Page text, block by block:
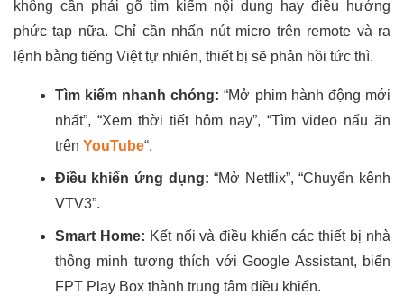
không cần phải gõ tìm kiếm nội dung hay điều hướng
phức tạp nữa. Chỉ cần nhấn nút micro trên remote và ra
lệnh bằng tiếng Việt tự nhiên, thiết bị sẽ phản hồi tức thì.
Tìm kiếm nhanh chóng: “Mở phim hành động mới
nhất”, “Xem thời tiết hôm nay”, “Tìm video nấu ăn
trên YouTube“.
Điều khiển ứng dụng: “Mở Netflix”, “Chuyển kênh
VTV3”.
Smart Home: Kết nối và điều khiển các thiết bị nhà
thông minh tương thích với Google Assistant, biến
FPT Play Box thành trung tâm điều khiển.